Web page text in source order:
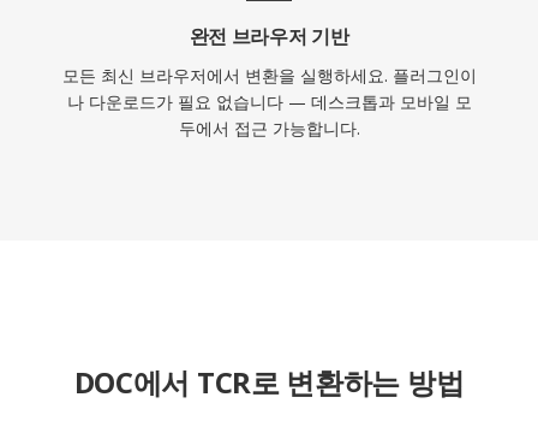
완전 브라우저 기반
모든 최신 브라우저에서 변환을 실행하세요. 플러그인이
나 다운로드가 필요 없습니다 — 데스크톱과 모바일 모
두에서 접근 가능합니다.
DOC에서 TCR로 변환하는 방법